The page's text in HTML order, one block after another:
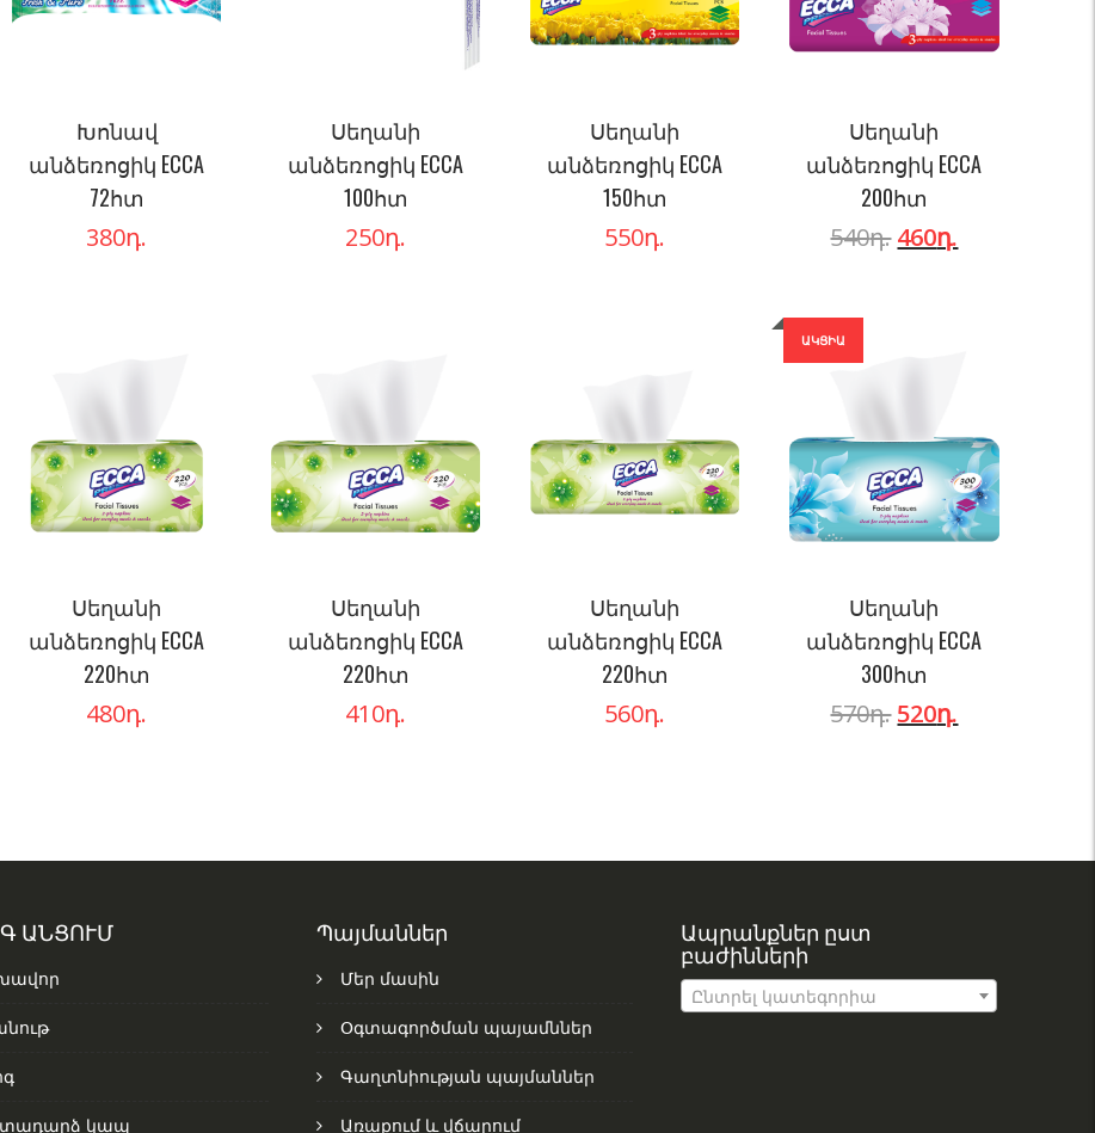
Խոնավ
անձեռոցիկ ECCA
72հտ
380դ.
Սեղանի
անձեռոցիկ ECCA
100հտ
250դ.
Սեղանի
անձեռոցիկ ECCA
150հտ
550դ.
Սեղանի
անձեռոցիկ ECCA
200հտ
540դ. 460դ.
Սեղանի
անձեռոցիկ ECCA
220հտ
480դ.
Սեղանի
անձեռոցիկ ECCA
220հտ
410դ.
Սեղանի
անձեռոցիկ ECCA
220հտ
560դ.
ԱԿՑԻԱ
Սեղանի
անձեռոցիկ ECCA
300հտ
570դ. 520դ.
ԱՆՑՈՒՄ
կապ
Պայմաններ
Մեր մասին
Օգտագործման պայամններ
Գաղտնիության պայմաններ
Առաքում և վճարում
Ապրանքներ ըստ
բաժինների
Ընտրել կատեգորիա